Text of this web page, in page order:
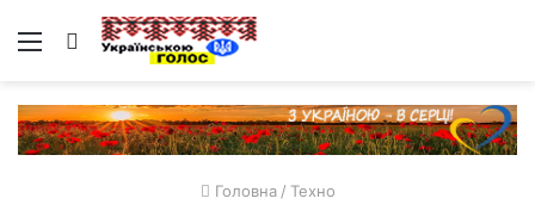
Меню Пошук
Головна / Техно